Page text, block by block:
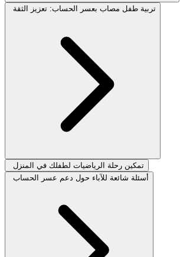
تربية طفل مصاب بعسر الحساب: تعزيز الثقة
تمكين رحلة الرياضيات لطفلك في المنزل
أسئلة شائعة للآباء حول دعم عسر الحساب